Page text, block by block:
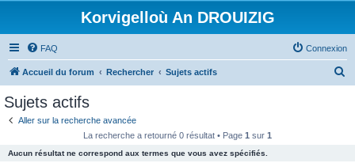
Korvigelloù An DROUIZIG
FAQ Connexion
Accueil du forum Rechercher Sujets actifs
Sujets actifs
Aller sur la recherche avancée
La recherche a retourné 0 résultat • Page 1 sur 1
Aucun résultat ne correspond aux termes que vous avez spécifiés.